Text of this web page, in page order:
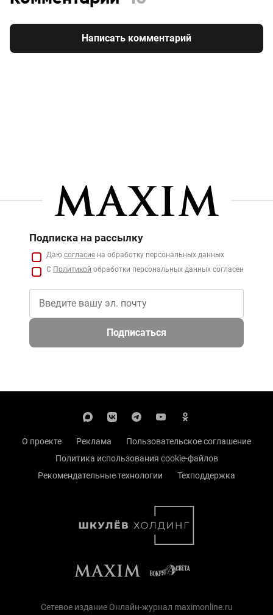
Написать комментарий
Подписка на рассылку
Даю согласие на обработку персональных данных
С Политикой обработки персональных данных согласен
Подписаться
О проекте Реклама
Пользовательское соглашение
Политика использования cookie-файлов
Рекомендательные технологии
Техподдержка
Сетевое издание Онлайн-журнал maximonline.ru